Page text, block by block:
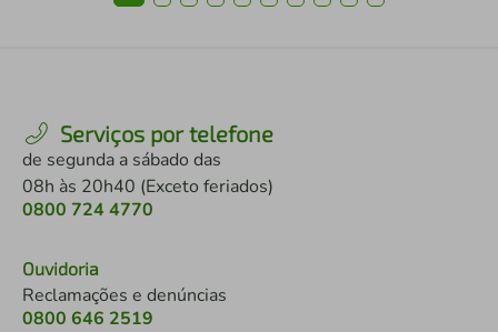
Serviços por telefone
de segunda a sábado das
08h às 20h40 (Exceto feriados)
0800 724 4770
Ouvidoria
Reclamações e denúncias
0800 646 2519